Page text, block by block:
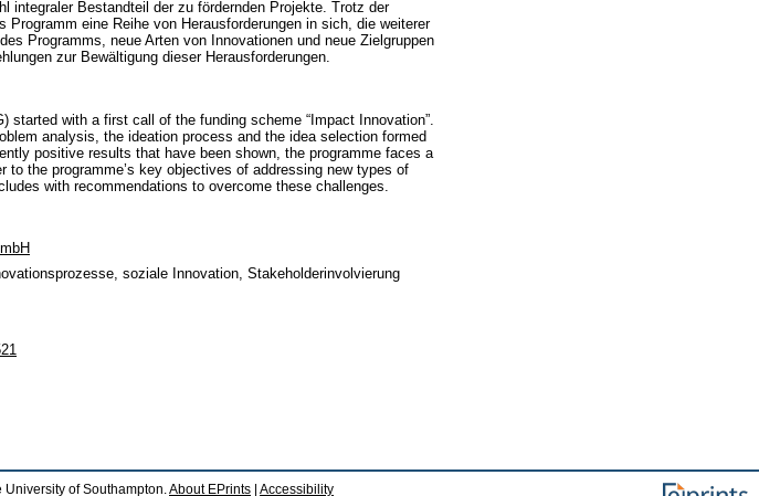
integraler Bestandteil der zu fördernden Projekte. Trotz der
eine Reihe von Herausforderungen in sich, die weiterer
Programms, neue Arten von Innovationen und neue Zielgruppen
zur Bewältigung dieser Herausforderungen.
started with a first call of the funding scheme “Impact Innovation”.
analysis, the ideation process and the idea selection formed
positive results that have been shown, the programme faces a
the programme’s key objectives of addressing new types of
with recommendations to overcome these challenges.
soziale Innovation, Stakeholderinvolvierung
University of Southampton. About EPrints Accessibility